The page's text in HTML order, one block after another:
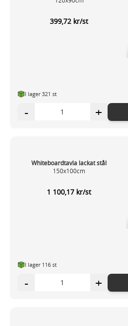
399,72 kr/st
I lager 321 st
- +
Whiteboardtavla lackat stål
150x100cm
1 100,17 kr/st
I lager 116 st
- +